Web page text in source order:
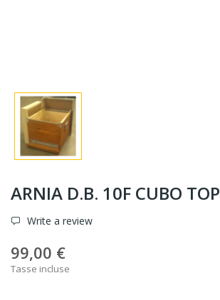
ARNIA D.B. 10F CUBO TOP
Write a review
99,00 €
Tasse incluse